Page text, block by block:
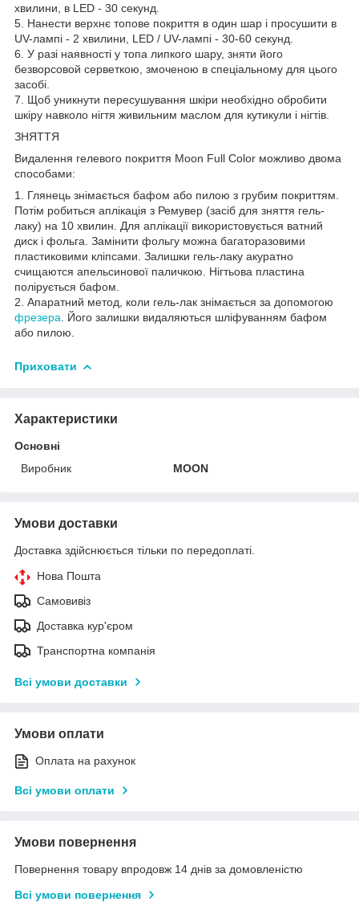
хвилини, в LED - 30 секунд.
5. Нанести верхнє топове покриття в один шар і просушити в
UV-лампі - 2 хвилини, LED / UV-лампі - 30-60 секунд.
6. У разі наявності у топа липкого шару, зняти його
безворсовой серветкою, змоченою в спеціальному для цього
засобі.
7. Щоб уникнути пересушування шкіри необхідно обробити
шкіру навколо нігтя живильним маслом для кутикули і нігтів.
ЗНЯТТЯ
Видалення гелевого покриття Moon Full Color можливо двома
способами:
1. Глянець знімається бафом або пилою з грубим покриттям.
Потім робиться аплікація з Ремувер (засіб для зняття гель-
лаку) на 10 хвилин. Для аплікації використовується ватний
диск і фольга. Замінити фольгу можна багаторазовими
пластиковими кліпсами. Залишки гель-лаку акуратно
счищаются апельсинової паличкою. Нігтьова пластина
полірується бафом.
2. Апаратний метод, коли гель-лак знімається за допомогою
фрезера . Його залишки видаляються шліфуванням бафом
або пилою.
Приховати
Характеристики
Основні
Виробник
MOON
Умови доставки
Доставка здійснюється тільки по передоплаті.
Нова Пошта
Самовивіз
Доставка кур'єром
Транспортна компанія
Всі умови доставки
Умови оплати
Оплата на рахунок
Всі умови оплати
Умови повернення
Повернення товару впродовж 14 днів за домовленістю
Всі умови повернення